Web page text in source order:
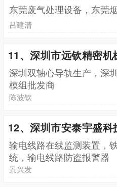
东莞废气处理设备，东莞
吕建清
11、深圳市远钦精密机
深圳双轴心导轨生产，深
模组批发商
陈波钦
12、深圳市安泰宇盛
输电线路在线监测装置，
统，输电线路防盗报警器
景兴发